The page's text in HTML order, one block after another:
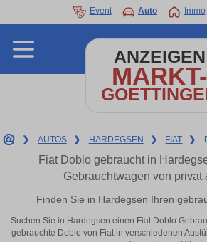
Event Auto Immo
ANZEIGEN
MARKT-
❯ AUTOS ❯ HARDEGSEN ❯ FIAT ❯
Fiat Doblo gebraucht in
Gebrauchtwagen von privat
Finden Sie in Hardegsen Ihren
Suchen Sie in Hardegsen einen Fiat Doblo
gebrauchte Doblo von Fiat in verschiedenen